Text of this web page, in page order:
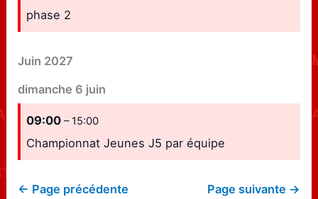
phase 2
Juin 2027
dimanche 6 juin
09:00– 15:00
Championnat Jeunes J5 par équipe
← Page précédente Page suivante →